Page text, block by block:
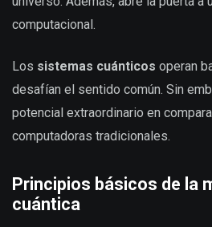
computacional.
Los sistemas cuánticos operan
desafían el sentido común. Sin
potencial extraordinario en
computadoras tradicionales.
Principios básicos de la
cuántica